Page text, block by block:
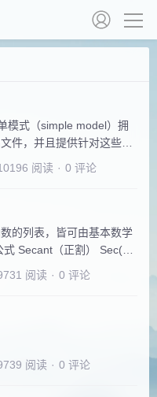
模式（simple model）拥
件，并且提供针对这些文
）使用外部的文件句
将所有的文件操作定义为
用它。但是在进行一些高
阅读 · 0 评论
的列表，皆可由基本数学
Secant（正割） Sec(X)
= 1 / Sin(X)
Inverse Sine （反正
阅读 · 0 评论
阅读 · 0 评论